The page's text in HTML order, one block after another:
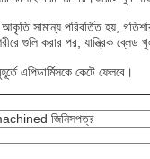
সামান্য পরিবর্তিত হয়,
গুলি করার পর, যান্ত্রিক
এপিডার্মিসকে কেটে ফেলবে।
machined জিনিসপত্র